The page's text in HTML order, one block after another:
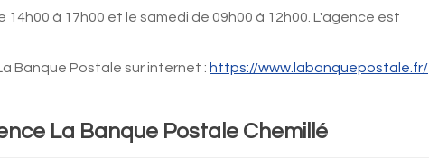
14h00 à 17h00 et le samedi de 09h00 à 12h00. L'agence est
Banque Postale sur internet : https://www.labanquepostale.fr/
La Banque Postale Chemillé